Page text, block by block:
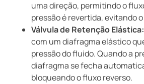
uma direção, permitindo o
pressão é revertida, evitando
Válvula de Retenção Elástica:
com um diafragma elástico
pressão do fluido. Quando a
diafragma se fecha
bloqueando o fluxo reverso.